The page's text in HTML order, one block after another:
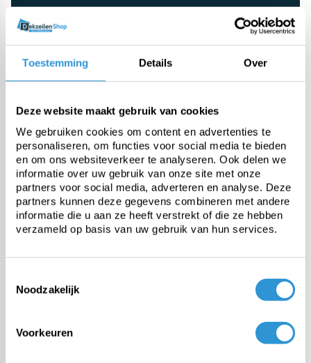
Toestemming Details Over
Deze website maakt gebruik van cookies
We gebruiken cookies om content en advertenties te
personaliseren, om functies voor social media te bieden
en om ons websiteverkeer te analyseren. Ook delen we
informatie over uw gebruik van onze site met onze
partners voor social media, adverteren en analyse. Deze
partners kunnen deze gegevens combineren met andere
informatie die u aan ze heeft verstrekt of die ze hebben
verzameld op basis van uw gebruik van hun services.
Noodzakelijk
Voorkeuren
Onze specialisten helpen je graag
verder
Categorieën
Pool covers
PE tarp